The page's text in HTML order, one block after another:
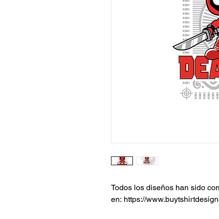
Todos los diseños han sido
en: https://